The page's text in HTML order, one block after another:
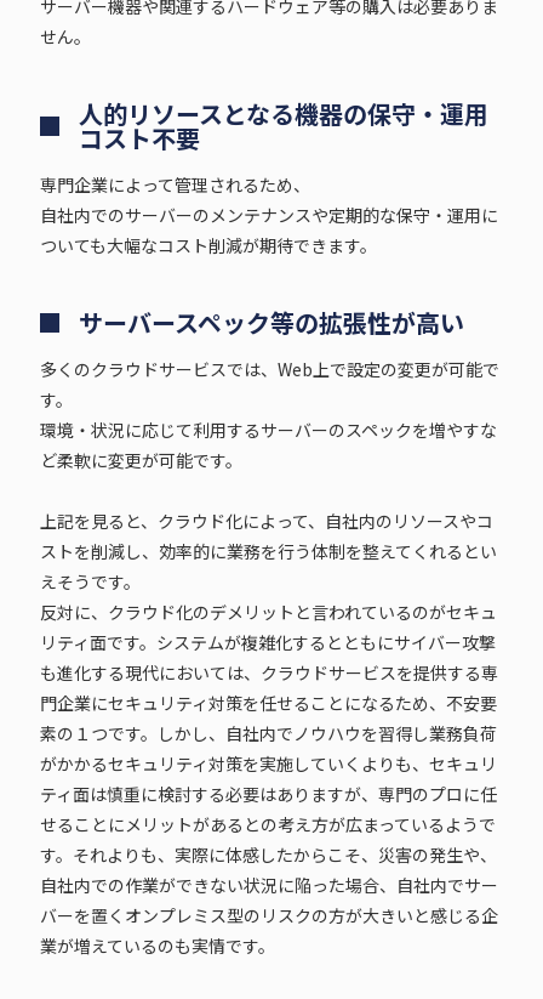
サーバー機器や関連するハードウェア等の購入は必要ありま
せん。
人的リソースとなる機器の保守・運用
コスト不要
専門企業によって管理されるため、
自社内でのサーバーのメンテナンスや定期的な保守・運用に
ついても大幅なコスト削減が期待できます。
サーバースペック等の拡張性が高い
多くのクラウドサービスでは、Web上で設定の変更が可能で
す。
環境・状況に応じて利用するサーバーのスペックを増やすな
ど柔軟に変更が可能です。
上記を見ると、クラウド化によって、自社内のリソースやコ
ストを削減し、効率的に業務を行う体制を整えてくれるとい
えそうです。
反対に、クラウド化のデメリットと言われているのがセキュ
リティ面です。システムが複雑化するとともにサイバー攻撃
も進化する現代においては、クラウドサービスを提供する専
門企業にセキュリティ対策を任せることになるため、不安要
素の１つです。しかし、自社内でノウハウを習得し業務負荷
がかかるセキュリティ対策を実施していくよりも、セキュリ
ティ面は慎重に検討する必要はありますが、専門のプロに任
せることにメリットがあるとの考え方が広まっているようで
す。それよりも、実際に体感したからこそ、災害の発生や、
自社内での作業ができない状況に陥った場合、自社内でサー
バーを置くオンプレミス型のリスクの方が大きいと感じる企
業が増えているのも実情です。